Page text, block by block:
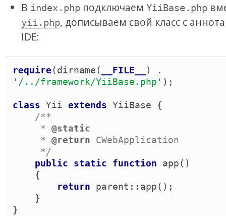
В index.php подключаем YiiBase.php
yii.php, дописываем свой класс с
IDE:
require(dirname( __FILE__ )
' /../framework/YiiBase.php ' ) ;
class Yii extends YiiBase
{
/**
     *
     *
@return CWebApplication
*/
public
static function app( )
{
return
parent :: app( ) ;
}
}